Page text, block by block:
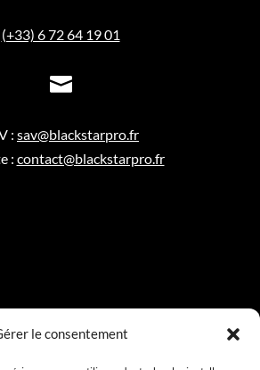
le consentement
(+33) 6 72 64 19 01

: sav@blackstarpro.fr
: contact@blackstarpro.fr